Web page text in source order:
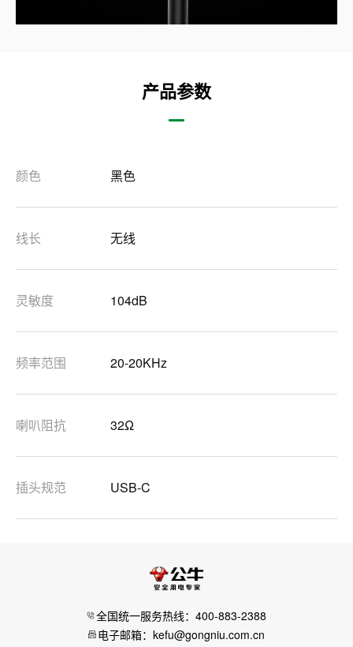
产品参数
颜色 黑色
线长 无线
灵敏度 104dB
频率范围 20-20KHz
喇叭阻抗 32Ω
插头规范 USB-C
全国统一服务热线：400-883-2388
电子邮箱：kefu@gongniu.com.cn